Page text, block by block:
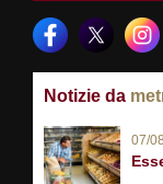
Notizie da
07/